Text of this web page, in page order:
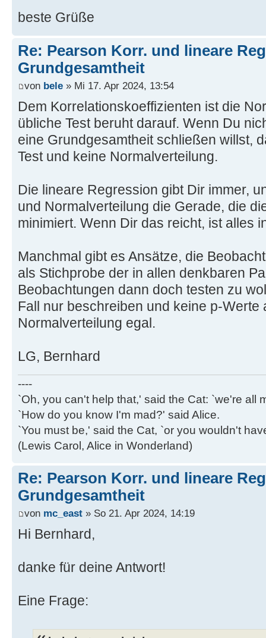
beste Grüße
Re: Pearson Korr. und lineare
Grundgesamtheit
von bele » Mi 17. Apr 2024, 13:54
Dem Korrelationskoeffizienten ist die
übliche Test beruht darauf. Wenn Du
eine Grundgesamtheit schließen willst,
Test und keine Normalverteilung.
Die lineare Regression gibt Dir immer,
und Normalverteilung die Gerade, die
minimiert. Wenn Dir das reicht, ist alles
Manchmal gibt es Ansätze, die
als Stichprobe der in allen denkbaren
Beobachtungen dann doch testen zu
Fall nur beschreiben und keine p-Werte
Normalverteilung egal.
LG, Bernhard
----
`Oh, you can't help that,' said the Cat: `we're all
`How do you know I'm mad?' said Alice.
`You must be,' said the Cat, `or you wouldn't
(Lewis Carol, Alice in Wonderland)
Re: Pearson Korr. und lineare
Grundgesamtheit
von mc_east » So 21. Apr 2024, 14:19
Hi Bernhard,
danke für deine Antwort!
Eine Frage: